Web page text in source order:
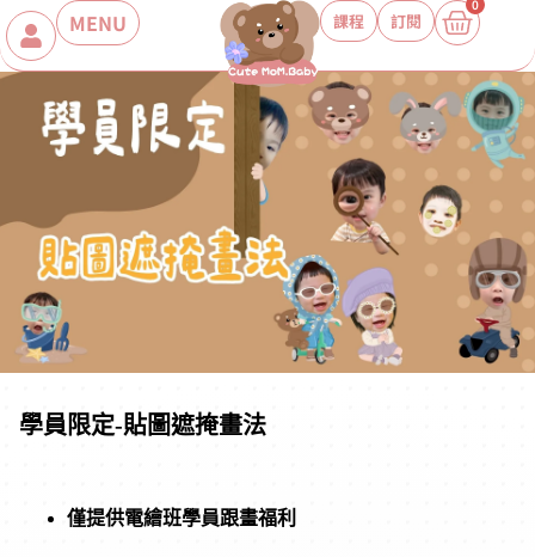
MENU 課程 訂閱
0
學員限定-貼圖遮掩畫法
僅提供電繪班學員跟畫福利